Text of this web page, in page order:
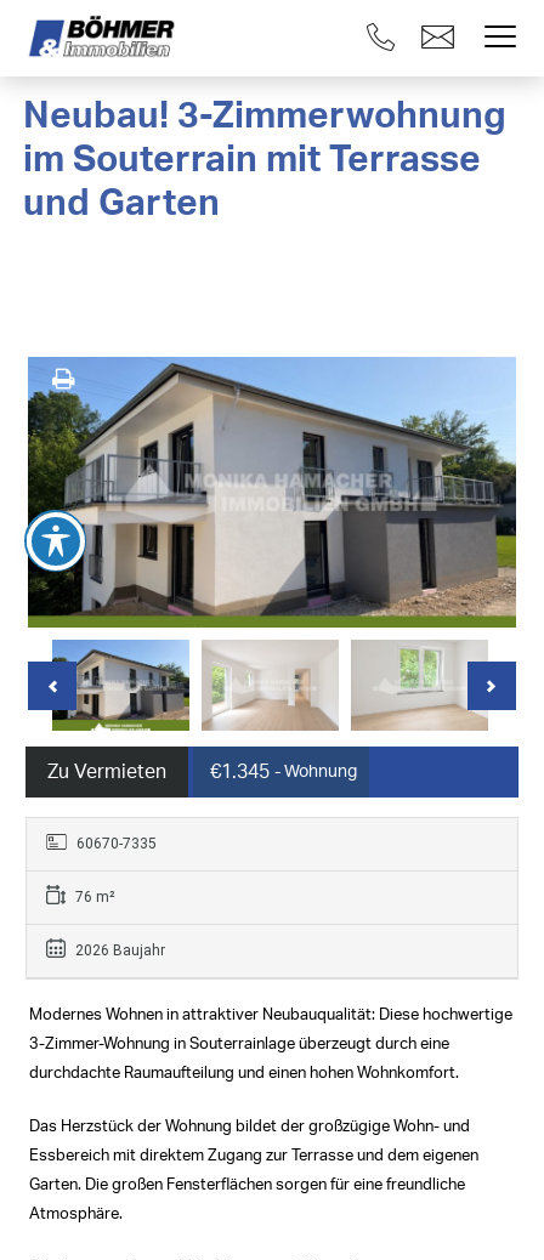
Zu Vermieten €1.345 - Wohnung
60670-7335
76 m²
2026 Baujahr
Modernes Wohnen in attraktiver Neubauqualität: Diese hochwertige
3-Zimmer-Wohnung in Souterrainlage überzeugt durch eine
durchdachte Raumaufteilung und einen hohen Wohnkomfort.
Das Herzstück der Wohnung bildet der großzügige Wohn- und
Essbereich mit direktem Zugang zur Terrasse und dem eigenen
Garten. Die großen Fensterflächen sorgen für eine freundliche
Atmosphäre.